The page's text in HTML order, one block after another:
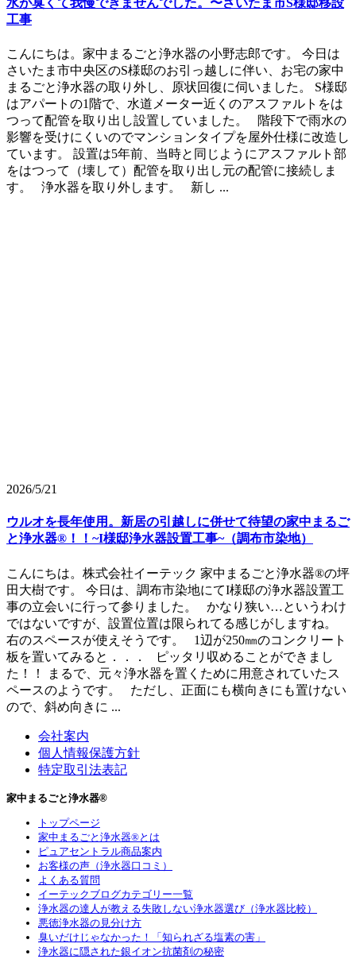
水が臭くて我慢できませんでした。〜さいたま市S様邸移設
工事
こんにちは。家中まるごと浄水器の小野志郎です。 今日は
さいたま市中央区のS様邸のお引っ越しに伴い、お宅の家中
まるごと浄水器の取り外し、原状回復に伺いました。 S様邸
はアパートの1階で、水道メーター近くのアスファルトをは
つって配管を取り出し設置していました。 階段下で雨水の
影響を受けにくいのでマンションタイプを屋外仕様に改造し
ています。 設置は5年前、当時と同じようにアスファルト部
をはつって（壊して）配管を取り出し元の配管に接続しま
す。 浄水器を取り外します。 新し ...
2026/5/21
ウルオを長年使用。新居の引越しに併せて待望の家中まるご
と浄水器®！！~I様邸浄水器設置工事~（調布市染地）
こんにちは。株式会社イーテック 家中まるごと浄水器®の坪
田大樹です。 今日は、調布市染地にてI様邸の浄水器設置工
事の立会いに行って参りました。 かなり狭い…というわけ
ではないですが、設置位置は限られてる感じがしますね。
右のスペースが使えそうです。 1辺が250㎜のコンクリート
板を置いてみると．．． ピッタリ収めることができまし
た！！ まるで、元々浄水器を置くために用意されていたス
ペースのようです。 ただし、正面にも横向きにも置けない
ので、斜め向きに ...
会社案内
個人情報保護方針
特定取引法表記
家中まるごと浄水器®
トップページ
家中まるごと浄水器®とは
ピュアセントラル商品案内
お客様の声（浄水器口コミ）
よくある質問
イーテックブログカテゴリー一覧
浄水器の達人が教える失敗しない浄水器選び（浄水器比較）
悪徳浄水器の見分け方
臭いだけじゃなかった！「知られざる塩素の害」
浄水器に隠された銀イオン抗菌剤の秘密